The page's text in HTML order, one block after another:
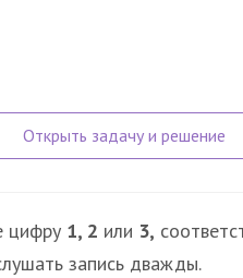
цифру 1, 2 или 3,
запись дважды.